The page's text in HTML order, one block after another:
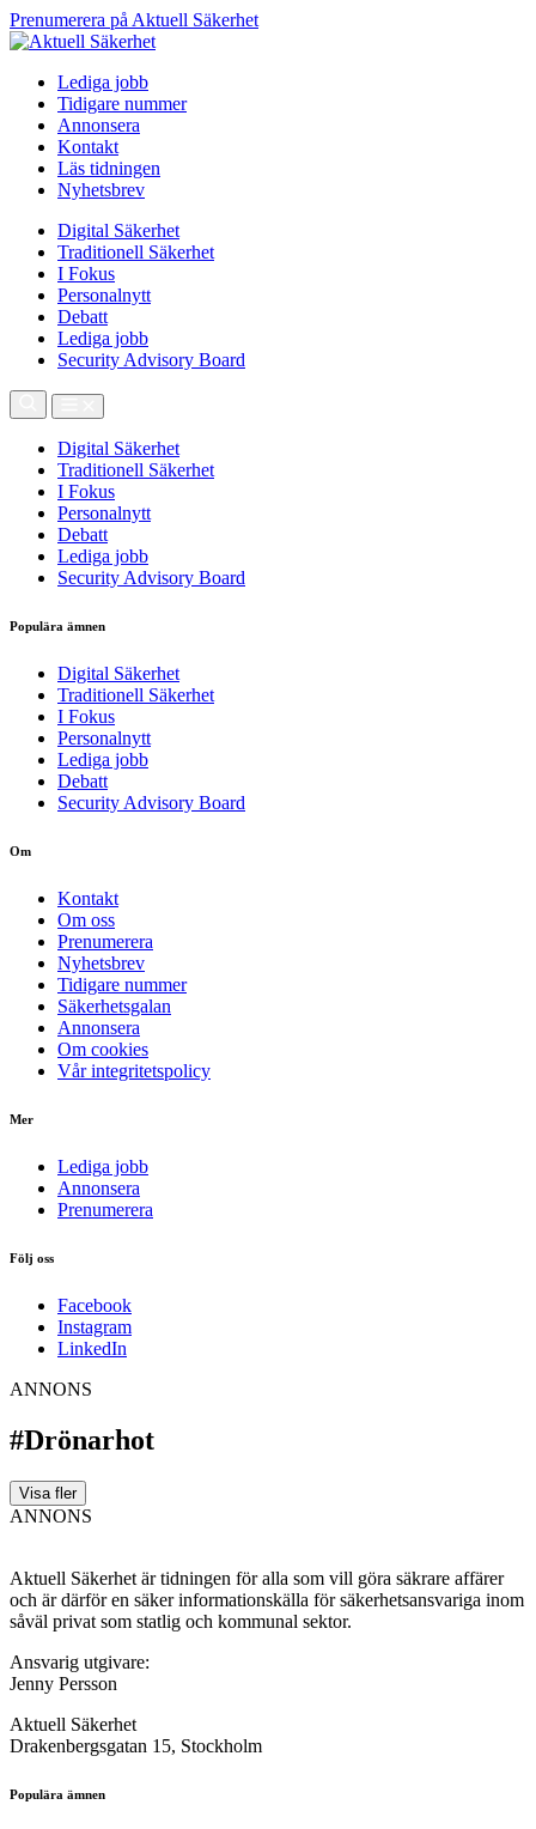
Prenumerera på Aktuell Säkerhet
Lediga jobb
Tidigare nummer
Annonsera
Kontakt
Läs tidningen
Nyhetsbrev
Digital Säkerhet
Traditionell Säkerhet
I Fokus
Personalnytt
Debatt
Lediga jobb
Security Advisory Board
Digital Säkerhet
Traditionell Säkerhet
I Fokus
Personalnytt
Debatt
Lediga jobb
Security Advisory Board
Populära ämnen
Digital Säkerhet
Traditionell Säkerhet
I Fokus
Personalnytt
Lediga jobb
Debatt
Security Advisory Board
Om
Kontakt
Om oss
Prenumerera
Nyhetsbrev
Tidigare nummer
Säkerhetsgalan
Annonsera
Om cookies
Vår integritetspolicy
Mer
Lediga jobb
Annonsera
Prenumerera
Följ oss
Facebook
Instagram
LinkedIn
ANNONS
#Drönarhot
Visa fler
ANNONS
Aktuell Säkerhet är tidningen för alla som vill göra säkrare affärer
och är därför en säker informationskälla för säkerhets­ansvariga inom
såväl privat som statlig och kommunal sektor.
Ansvarig utgivare:
Jenny Persson
Aktuell Säkerhet
Drakenbergsgatan 15, Stockholm
Populära ämnen